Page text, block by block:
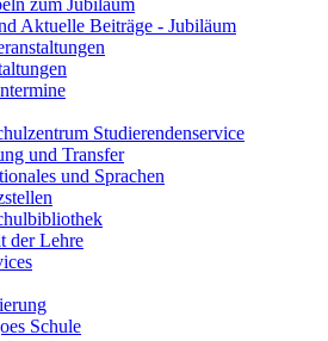
zum Jubiläum
Aktuelle Beiträge - Jubiläum
Studierendenservice
und Transfer
und Sprachen
der Lehre
Schule